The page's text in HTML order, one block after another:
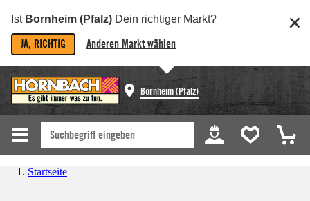
Ist Bornheim (Pfalz) Dein richtiger Markt?
JA, RICHTIG Anderen Markt wählen
Bornheim (Pfalz)
Startseite